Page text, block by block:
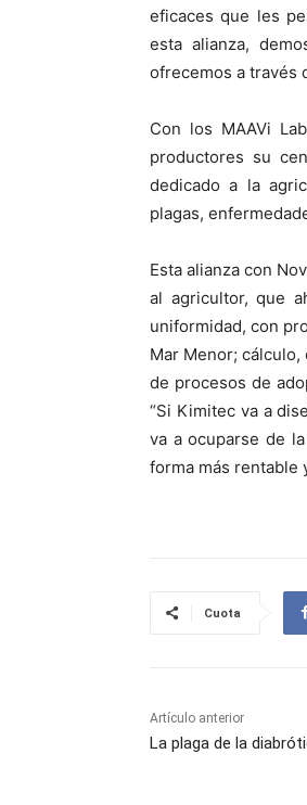
eficaces que les
esta alianza,
ofrecemos a través
Con los MAAVi
productores su
dedicado a la
plagas,
Esta alianza con
al agricultor, que
uniformidad, con
Mar Menor;
de procesos de
“Si Kimitec va a
va a ocuparse de
forma más rentable
Cuota
Artículo anterior
La plaga de la